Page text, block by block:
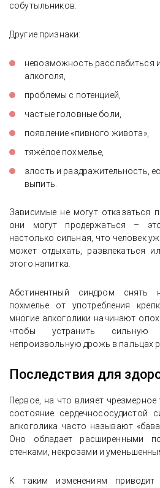
собутыльников.
Другие признаки:
невозможность расслабиться
алкоголя,
проблемы с потенцией,
частые головные боли,
появление «пивного живота»,
тяжёлое похмелье,
злость и раздражительность,
выпить.
Зависимые не могут отказаться
они могут продержаться –
настолько сильная, что человек
может отдыхать, развлекаться
этого напитка.
Абстинентный синдром снять
похмелье от употребления
многие алкоголики начинают
чтобы устранить
непроизвольную дрожь в пальцах
Последствия для
Первое, на что влияет
состояние сердечнососудистой
алкоголика часто называют
Оно обладает расширенными
стенками, некрозами и
К таким изменениям приводит